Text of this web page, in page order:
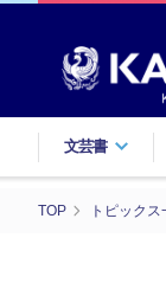
文芸書
TOP トピックス